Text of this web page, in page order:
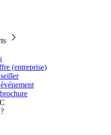
(entreprise)